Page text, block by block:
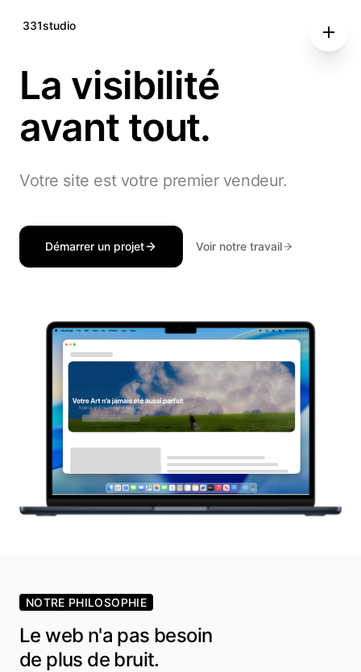
331studio
La visibilité
avant tout.
Votre site est votre premier vendeur.
Démarrer un projet Voir notre travail
NOTRE PHILOSOPHIE
Le web n'a pas besoin
de plus de bruit.